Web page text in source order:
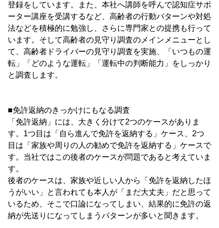
登録をしています。また、本社へ講師を呼んで認知症サポ
ーター講座を受講するなど、高齢者の行動パターンや対処
法などを積極的に勉強し、さらに専門家との提携も行って
います。そして高齢者の見守り調査のメインメニューとし
て、高齢者ドライバーの見守り調査を実施、「いつもの運
転」「どのような運転」「運転中の判断能力」をしっかり
と調査します。
■免許返納のきっかけにもなる調査
「免許返納」には、大きく分けて2つのケースがありま
す。1つ目は「自ら進んで免許を返納する」ケース、2つ
目は「家族や周りの人の勧めで免許を返納する」ケースで
す。当社ではこの後者のケースが問題であると考えていま
す。
後者のケースは、家族や近しい人から「免許を返納したほ
うがいい」と言われても本人が「まだ大丈夫」だと思って
いるため、そこで口論になってしまい、結果的に免許の返
納が先送りになってしまうパターンが多いと聞きます。